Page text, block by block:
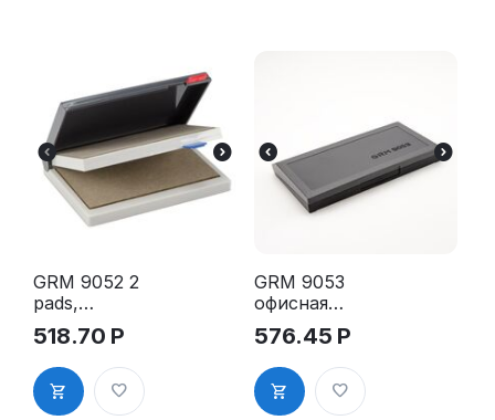
GRM 9052 2
pads,
настольная
штемпельна
я подушка,
70x110 мм
518.70 Р
GRM 9053
офисная
настольная
штемпельна
я подушка
80*155
мм(по
576.45 Р